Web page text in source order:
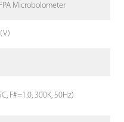
Microbolometer
F#=1.0, 300K, 50Hz)